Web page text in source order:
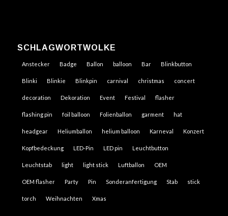
SCHLAGWORTWOLKE
Anstecker Badge Ballon balloon Bar Blinkbutton
Blinki Blinkie Blinkpin carnival christmas concert
decoration Dekoration Event Festival flasher
flashing pin foil balloon Folienballon garment hat
headgear Heliumballon helium balloon Karneval Konzert
Kopfbedeckung LED-Pin LED pin Leuchtbutton
Leuchtstab light light stick Luftballon OEM
OEM flasher Party Pin Sonderanfertigung Stab stick
torch Weihnachten Xmas